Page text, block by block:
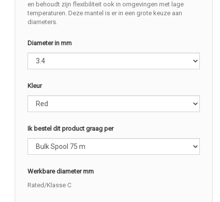
en behoudt zijn flexibiliteit ook in omgevingen met lage
temperaturen. Deze mantel is er in een grote keuze aan
diameters.
Diameter in mm
Kleur
Ik bestel dit product graag per
Werkbare diameter mm
Rated/Klasse C